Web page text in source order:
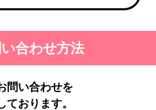
合わせ方法
問い合わせを
ております。